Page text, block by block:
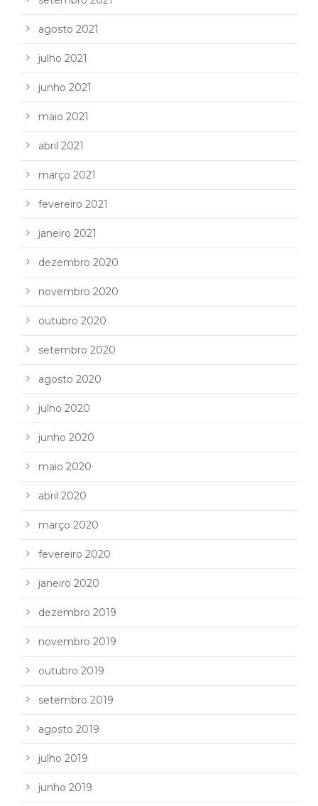
agosto 2021
julho 2021
junho 2021
maio 2021
abril 2021
março 2021
fevereiro 2021
janeiro 2021
dezembro 2020
novembro 2020
outubro 2020
setembro 2020
agosto 2020
julho 2020
junho 2020
maio 2020
abril 2020
março 2020
fevereiro 2020
janeiro 2020
dezembro 2019
novembro 2019
outubro 2019
setembro 2019
agosto 2019
julho 2019
junho 2019